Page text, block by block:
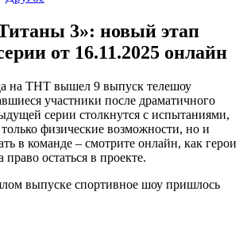
3»: новый этап
от 16.11.2025 онлайн
на ТНТ вышел 9 выпуск телешоу
участники после драматичного
серии столкнутся с испытаниями,
физические возможности, но и
в команде – смотрите онлайн, как герои
право остаться в проекте.
выпуске спортивное шоу пришлось